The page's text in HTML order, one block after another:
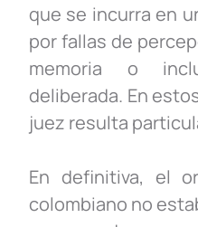
que se incurra en
por fallas de
memoria o
deliberada. En
juez resulta
En definitiva, el
colombiano no